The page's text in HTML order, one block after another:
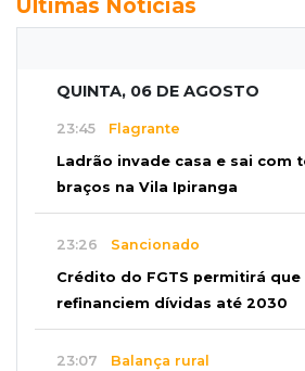
Últimas Notícias
QUINTA, 06 DE AGOSTO
23:45 Flagrante
Ladrão invade casa e sai com
braços na Vila Ipiranga
23:26 Sancionado
Crédito do FGTS permitirá que
refinanciem dívidas até 2030
23:07 Balança rural